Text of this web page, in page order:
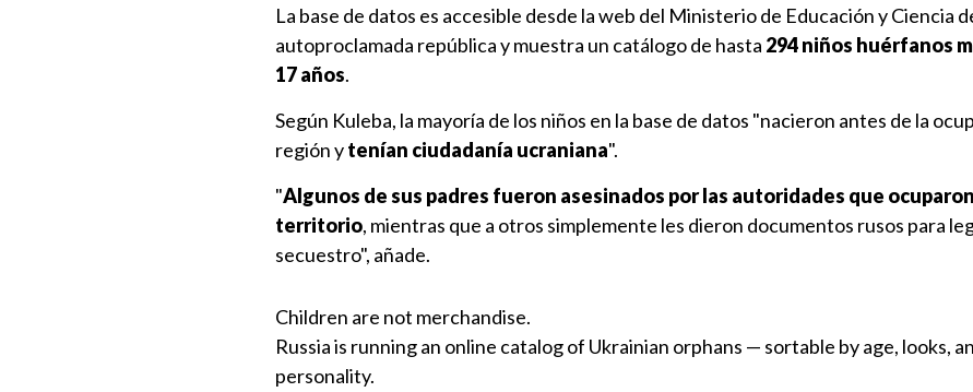
La base de datos es accesible desde la web del Ministerio de Educación y Ciencia
autoproclamada república y muestra un catálogo de hasta 294 niños huérfanos
17 años.
Según Kuleba, la mayoría de los niños en la base de datos "nacieron antes de la
región ytenían ciudadanía ucraniana".
"Algunos de sus padres fueron asesinados por las autoridades que
territorio, mientras que a otros simplemente les dieron documentos rusos para
secuestro", añade.
Children are not merchandise.
Russia is running an online catalog of Ukrainian orphans — sortable by age, looks,
personality.